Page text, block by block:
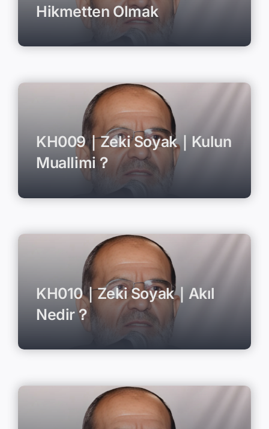
Hikmetten Olmak
KH009｜Zeki Soyak｜Kulun
Muallimi？
KH010｜Zeki Soyak｜Akıl
Nedir？